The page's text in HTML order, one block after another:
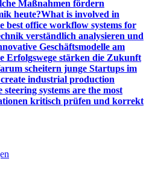
Maßnahmen fördern
heute?What is involved in
best office workflow systems for
verständlich analysieren und
Geschäftsmodelle am
Erfolgswege stärken die Zukunft
scheitern junge Startups im
industrial production
systems are the most
kritisch prüfen und korrekt